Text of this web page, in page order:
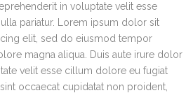
in voluptate velit esse
pariatur. Lorem ipsum dolor sit
elit, sed do eiusmod tempor
magna aliqua. Duis aute irure dolor
velit esse cillum dolore eu fugiat
occaecat cupidatat non proident,